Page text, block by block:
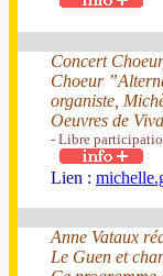
Concert
Choeur
organiste,
Oeuvres de
- Libre
Lien :
Anne Vataux
Le Guen et